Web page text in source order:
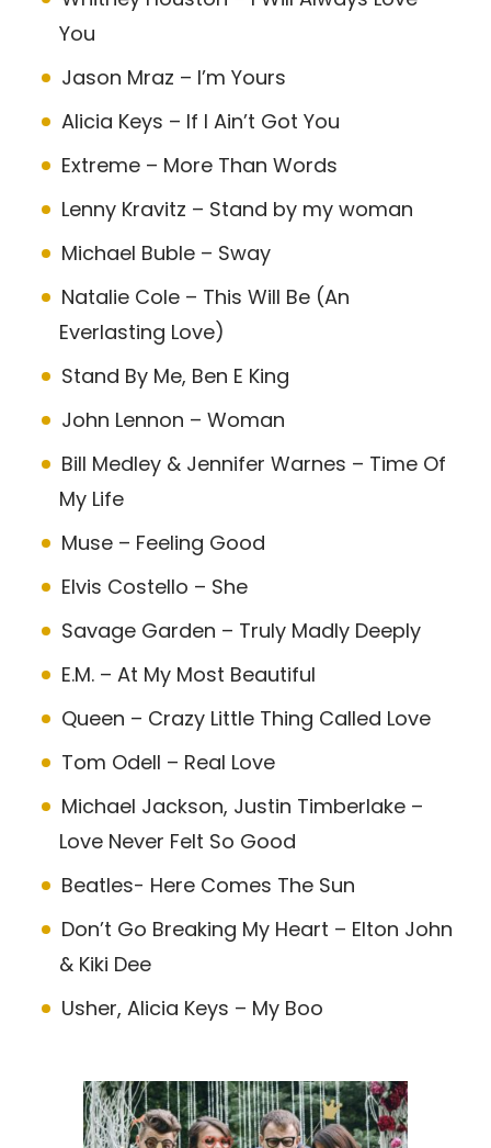
You
Jason Mraz – I’m Yours
Alicia Keys – If I Ain’t Got You
Extreme – More Than Words
Lenny Kravitz – Stand by my woman
Michael Buble – Sway
Natalie Cole – This Will Be (An
Everlasting Love)
Stand By Me, Ben E King
John Lennon – Woman
Bill Medley & Jennifer Warnes – Time Of
My Life
Muse – Feeling Good
Elvis Costello – She
Savage Garden – Truly Madly Deeply
E.M. – At My Most Beautiful
Queen – Crazy Little Thing Called Love
Tom Odell – Real Love
Michael Jackson, Justin Timberlake –
Love Never Felt So Good
Beatles- Here Comes The Sun
Don’t Go Breaking My Heart – Elton John
& Kiki Dee
Usher, Alicia Keys – My Boo